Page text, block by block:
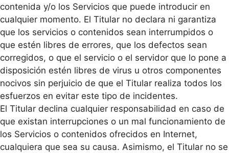
contenida y/o los Servicios que puede introducir en
cualquier momento. El Titular no declara ni garantiza
que los servicios o contenidos sean interrumpidos o
que estén libres de errores, que los defectos sean
corregidos, o que el servicio o el servidor que lo pone a
disposición estén libres de virus u otros componentes
nocivos sin perjuicio de que el Titular realiza todos los
esfuerzos en evitar este tipo de incidentes.
El Titular declina cualquier responsabilidad en caso de
que existan interrupciones o un mal funcionamiento de
los Servicios o contenidos ofrecidos en Internet,
cualquiera que sea su causa. Asimismo, el Titular no se